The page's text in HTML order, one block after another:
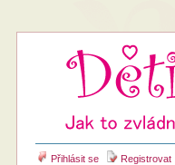
Přihlásit se Registrovat